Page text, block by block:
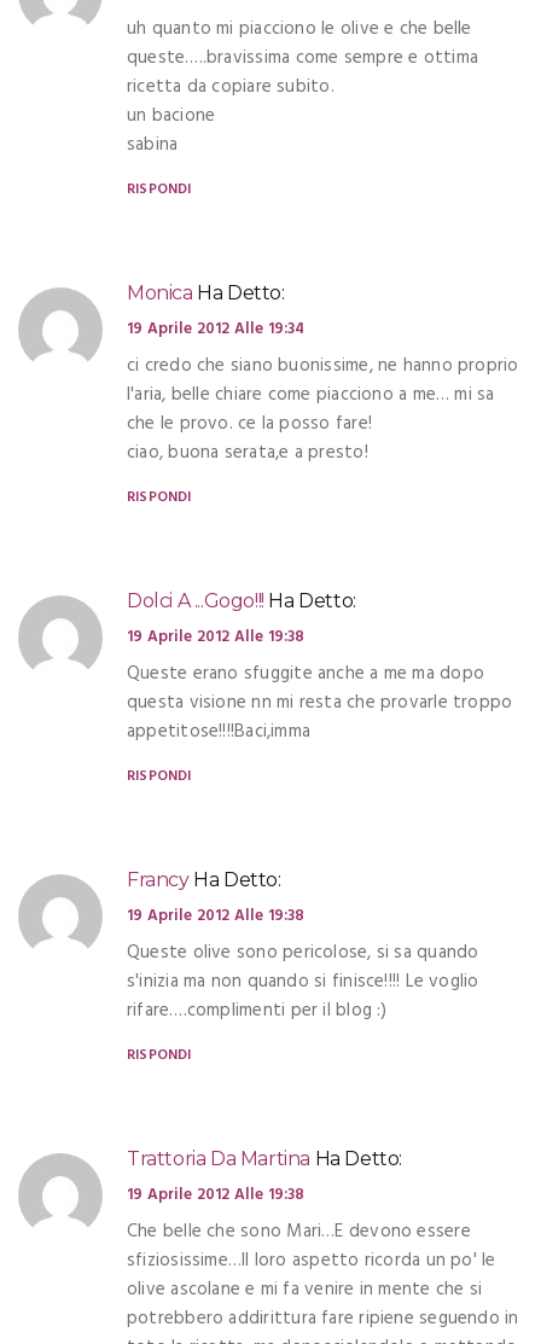
uh quanto mi piacciono le olive e che belle
queste…..bravissima come sempre e ottima
ricetta da copiare subito.
un bacione
sabina
RISPONDI
Monica Ha Detto:
19 Aprile 2012 Alle 19:34
ci credo che siano buonissime, ne hanno proprio
l'aria, belle chiare come piacciono a me… mi sa
che le provo. ce la posso fare!
ciao, buona serata,e a presto!
RISPONDI
Dolci A ...gogo!!! Ha Detto:
19 Aprile 2012 Alle 19:38
Queste erano sfuggite anche a me ma dopo
questa visione nn mi resta che provarle troppo
appetitose!!!!Baci,imma
RISPONDI
Francy Ha Detto:
19 Aprile 2012 Alle 19:38
Queste olive sono pericolose, si sa quando
s'inizia ma non quando si finisce!!!! Le voglio
rifare….complimenti per il blog :)
RISPONDI
Trattoria Da Martina Ha Detto:
19 Aprile 2012 Alle 19:38
Che belle che sono Mari…E devono essere
sfiziosissime…Il loro aspetto ricorda un po' le
olive ascolane e mi fa venire in mente che si
potrebbero addirittura fare ripiene seguendo in